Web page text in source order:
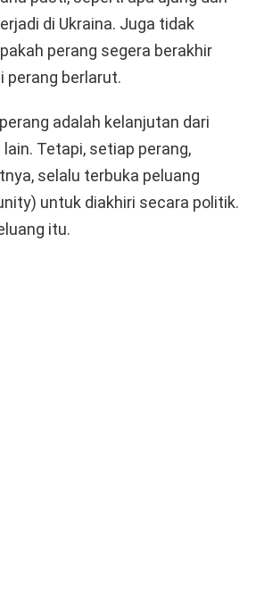
di Ukraina. Juga tidak
perang segera berakhir
perang berlarut.
adalah kelanjutan dari
Tetapi, setiap perang,
selalu terbuka peluang
untuk diakhiri secara politik.
itu.